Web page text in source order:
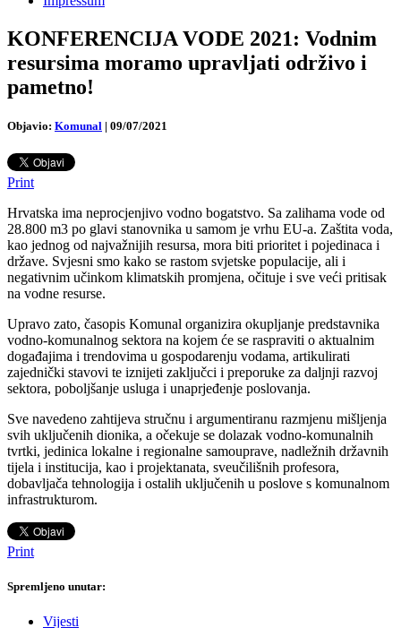
KONFERENCIJA VODE 2021: Vodnim
resursima moramo upravljati održivo i
pametno!
Objavio: Komunal | 09/07/2021
Print
Hrvatska ima neprocjenjivo vodno bogatstvo. Sa zalihama vode od
28.800 m3 po glavi stanovnika u samom je vrhu EU-a. Zaštita voda,
kao jednog od najvažnijih resursa, mora biti prioritet i pojedinaca i
države. Svjesni smo kako se rastom svjetske populacije, ali i
negativnim učinkom klimatskih promjena, očituje i sve veći pritisak
na vodne resurse.
Upravo zato, časopis Komunal organizira okupljanje predstavnika
vodno-komunalnog sektora na kojem će se raspraviti o aktualnim
događajima i trendovima u gospodarenju vodama, artikulirati
zajednički stavovi te iznijeti zaključci i preporuke za daljnji razvoj
sektora, poboljšanje usluga i unaprjeđenje poslovanja.
Sve navedeno zahtijeva stručnu i argumentiranu razmjenu mišljenja
svih uključenih dionika, a očekuje se dolazak vodno-komunalnih
tvrtki, jedinica lokalne i regionalne samouprave, nadležnih državnih
tijela i institucija, kao i projektanata, sveučilišnih profesora,
dobavljača tehnologija i ostalih uključenih u poslove s komunalnom
infrastrukturom.
Print
Spremljeno unutar:
Vijesti